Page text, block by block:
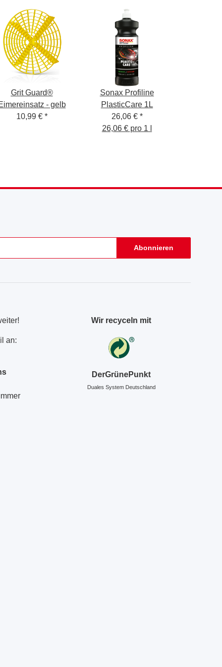
Grit Guard®
- gelb
10,99 € *
Sonax Profiline
PlasticCare 1L
26,06 € *
26,06 € pro 1 l
Abonnieren
an:
Wir recyceln mit
DerGrünePunkt
Duales System Deutschland